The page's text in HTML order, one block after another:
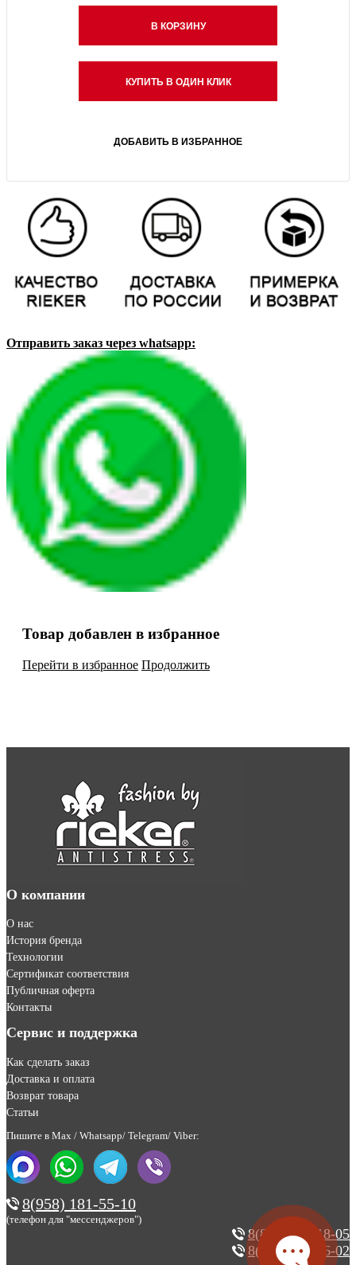
В КОРЗИНУ
КУПИТЬ В ОДИН КЛИК
ДОБАВИТЬ В ИЗБРАННОЕ
Отправить заказ через whatsapp:
Товар добавлен в избранное
Перейти в избранное Продолжить
О компании
О нас
История бренда
Технологии
Сертификат соответствия
Публичная оферта
Контакты
Сервис и поддержка
Как сделать заказ
Доставка и оплата
Возврат товара
Статьи
Пишите в Max / Whatsapp/ Telegram/ Viber:
8(958) 181-55-10
(телефон для "мессенджеров")
8(800) 200-18-05
8(495) 123-46-02